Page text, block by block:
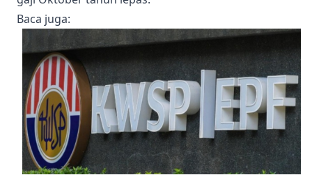
Baca juga: